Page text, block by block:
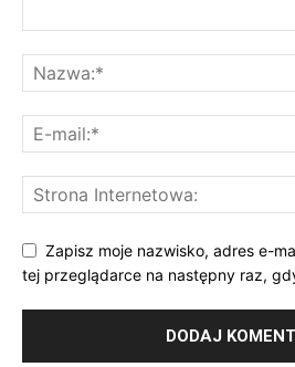
Zapisz moje nazwisko, adres e-
tej przeglądarce na następny raz,